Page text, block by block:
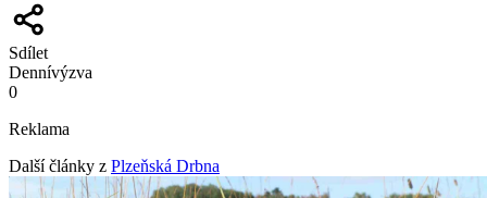
Sdílet
Dennívýzva
0
Reklama
Další články z Plzeňská Drbna